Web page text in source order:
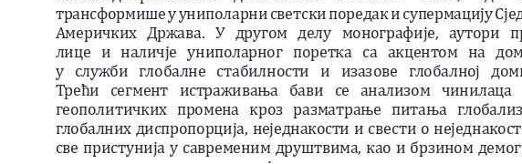
трансформише у униполарни светски поредак и супермацију
Америчких  Држава.  У  другом  делу  монографије,  аутори
лице  и  наличје  униполарног  поретка  са  акцентом  на
у  служби  глобалне  стабилности  и  изазове  глобалној
Трећи  сегмент  истраживања  бави  се  анализом  чинилаца
геополитичких  промена  кроз  разматрање  питања
глобалних диспропорција, неједнакости и свести о
све пристунија у савременим друштвима, као и брзином